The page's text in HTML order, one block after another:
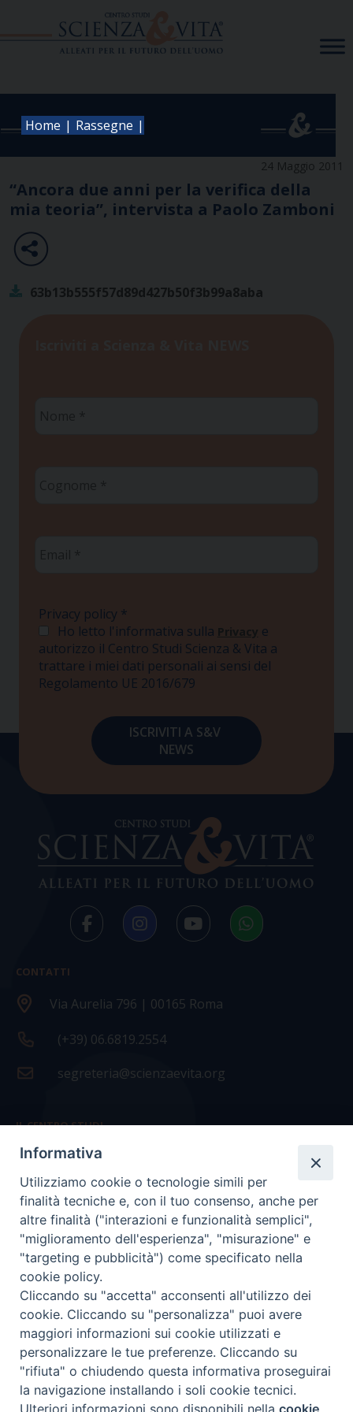
Home | Rassegne |
24 Maggio 2011
“Ancora due anni per la verifica della
mia teoria”, intervista a Paolo Zamboni
63b13b555f57d89d427b50f3b99a8aba
Privacy policy *
Ho letto l'informativa sulla Privacy e
autorizzo il Centro Studi Scienza & Vita a
trattare i miei dati personali ai sensi del
Regolamento UE 2016/679
CONTATTI
Via Aurelia 796 | 00165 Roma
(+39) 06.6819.2554
segreteria@scienzaevita.org
IL CENTRO STUDI
La nostra storia
Statuto
Presidenza e ufficio presidenza
Consiglio scientifico
Coordinamento nazionale
COPYRIGHT Scienza & Vita - C.F96600690588- Tutti i
diritti -Privacy- Credits
Informativa
Utilizziamo cookie o tecnologie simili per
finalità tecniche e, con il tuo consenso, anche per
altre finalità ("interazioni e funzionalità semplici",
"miglioramento dell'esperienza", "misurazione" e
"targeting e pubblicità") come specificato nella
cookie policy.
Cliccando su "accetta" acconsenti all'utilizzo dei
cookie. Cliccando su "personalizza" puoi avere
maggiori informazioni sui cookie utilizzati e
personalizzare le tue preferenze. Cliccando su
"rifiuta" o chiudendo questa informativa proseguirai
la navigazione installando i soli cookie tecnici.